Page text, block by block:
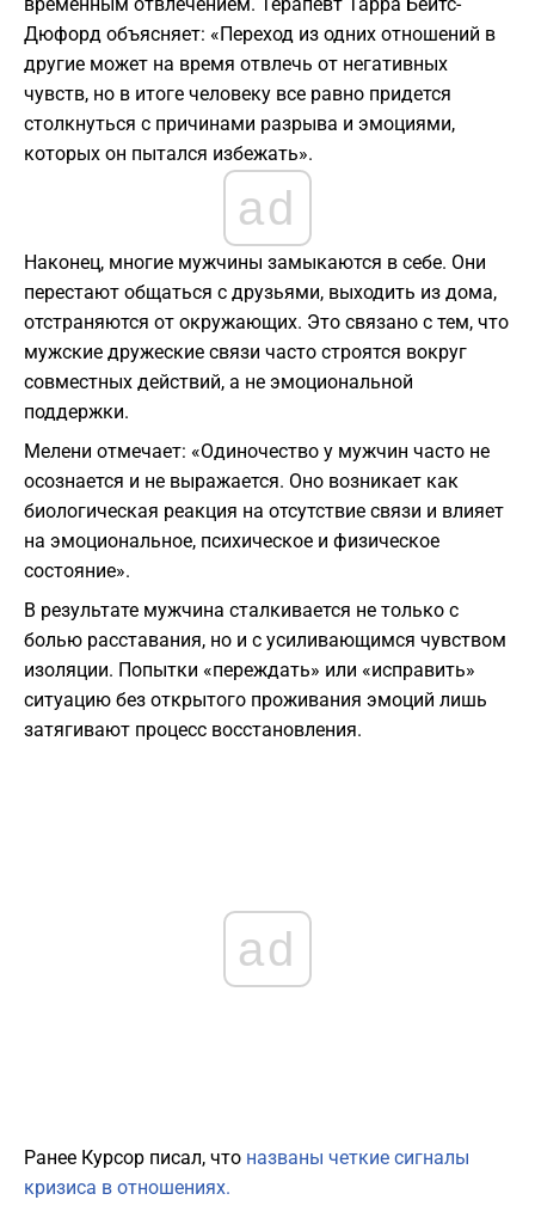
Дюфорд объясняет: «Переход из одних отношений в
другие может на время отвлечь от негативных
чувств, но в итоге человеку все равно придется
столкнуться с причинами разрыва и эмоциями,
которых он пытался избежать».
ad
Наконец, многие мужчины замыкаются в себе. Они
перестают общаться с друзьями, выходить из дома,
отстраняются от окружающих. Это связано с тем, что
мужские дружеские связи часто строятся вокруг
совместных действий, а не эмоциональной
поддержки.
Мелени отмечает: «Одиночество у мужчин часто не
осознается и не выражается. Оно возникает как
биологическая реакция на отсутствие связи и влияет
на эмоциональное, психическое и физическое
состояние».
В результате мужчина сталкивается не только с
болью расставания, но и с усиливающимся чувством
изоляции. Попытки «переждать» или «исправить»
ситуацию без открытого проживания эмоций лишь
затягивают процесс восстановления.
ad
Ранее Курсор писал, что названы четкие сигналы
кризиса в отношениях.